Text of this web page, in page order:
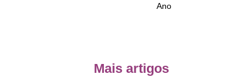
Ano
Mais artigos